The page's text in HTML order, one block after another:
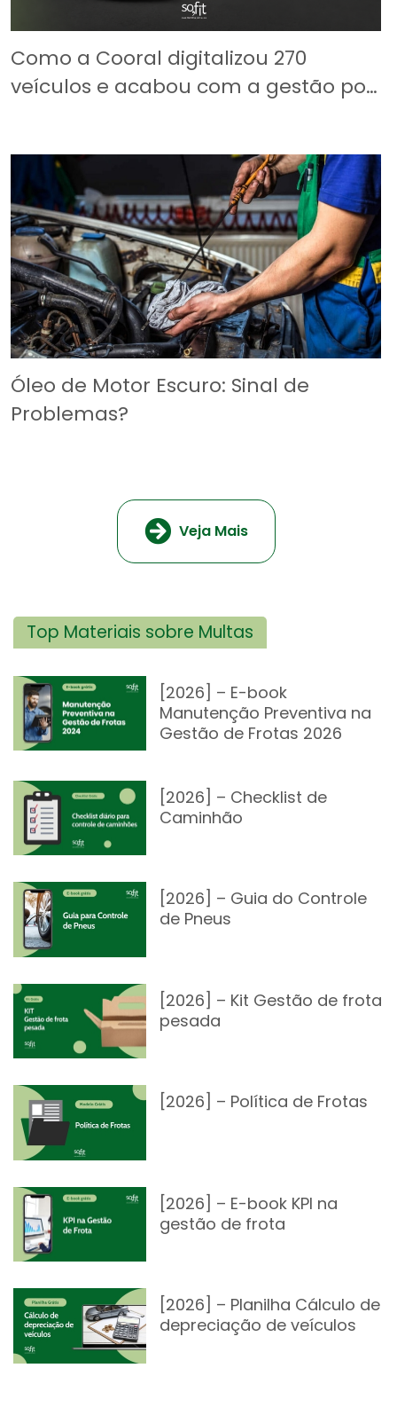
Como a Cooral digitalizou 270
veículos e acabou com a gestão por
Óleo de Motor Escuro: Sinal de
Problemas?
Veja Mais
Top Materiais sobre Multas
[2026] – E-book
Manutenção Preventiva na
Gestão de Frotas 2026
[2026] – Checklist de
Caminhão
[2026] – Guia do Controle
de Pneus
[2026] – Kit Gestão de frota
pesada
[2026] – Política de Frotas
[2026] – E-book KPI na
gestão de frota
[2026] – Planilha Cálculo de
depreciação de veículos